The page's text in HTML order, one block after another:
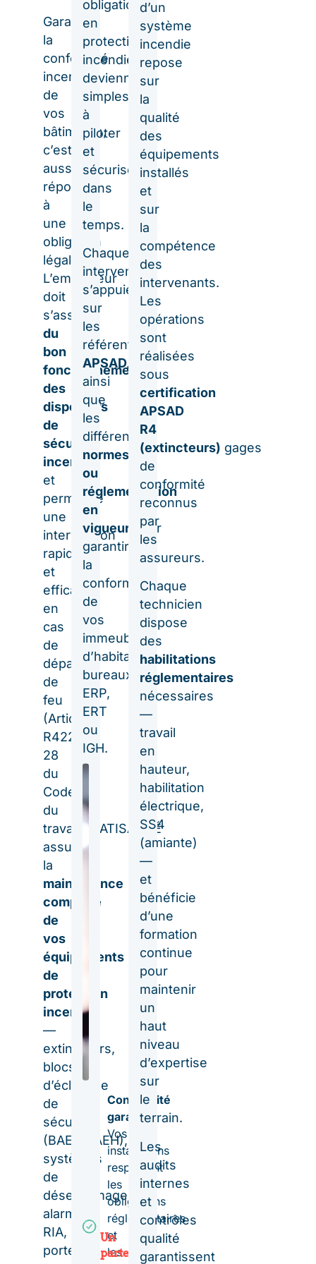
Garantir
la
conformité
incendie
de
vos
bâtiments,
c’est
aussi
répondre
à
une
obligation
légale.
L’employeur
doit
s’assurer
du
bon
fonctionnement
des
dispositifs
de
sécurité
incendie
et
permettre
une
intervention
rapide
et
efficace
en
cas
de
départ
de
feu
(Article
R4227-
28
du
Code
du
travail). BATISANTÉ
assure
la
maintenance
complète
de
vos
équipements
de
protection
incendie
—
extincteurs,
blocs
d’éclairage
de
sécurité
(BAES/BAEH),
systèmes
de
désenfumage,
alarmes,
RIA,
portes
obligations
en
protection
incendie
deviennent
simples
à
piloter
et
sécurisées
dans
le
temps.
Chaque
intervention
s’appuie
sur
les
référentiels
APSAD,
ainsi
que
les
différentes
normes
ou
réglementation
en
vigueur
pour
garantir
la
conformité
de
vos
immeubles
d’habitation,
bureaux,
ERP,
ERT
ou
IGH.
Conformité
garantie
Vos
installations
respectent
les
obligations
réglementaires
et
les
Un
partenaire
d’un
système
incendie
repose
sur
la
qualité
des
équipements
installés
et
sur
la
compétence
des
intervenants.
Les
opérations
sont
réalisées
sous
certification
APSAD
R4
(extincteurs) gages
de
conformité
reconnus
par
les
assureurs.
Chaque
technicien
dispose
des
habilitations
réglementaires
nécessaires
—
travail
en
hauteur,
habilitation
électrique,
SS4
(amiante)
—
et
bénéficie
d’une
formation
continue
pour
maintenir
un
haut
niveau
d’expertise
sur
le
terrain.
Les
audits
internes
et
contrôles
qualité
garantissent